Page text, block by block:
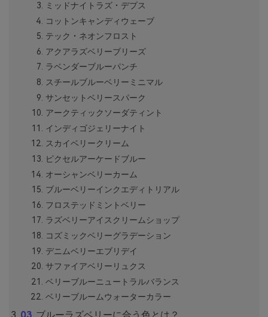
ミッドナイトラズ・デプス
コットンキャンディウェーブ
テック・ネオンフロスト
アクアラズベリーブリーズ
ラベンダーブルーパンチ
スチールブルーベリーミニマル
サンセットベリースパーク
アークティックソーダティント
インディゴジェリーナイト
スカイベリークリーム
ピクセルアーケードブルー
オーシャンベリーカーム
ブルーベリーインクエディトリアル
フロステッドミントベリー
ラズベリーアイスクリームショップ
コズミックベリーグラデーション
デニムベリーエブリデイ
サファイアベリーリュクス
ベリーブルーニュートラルバランス
ベリーブルームウォーターカラー